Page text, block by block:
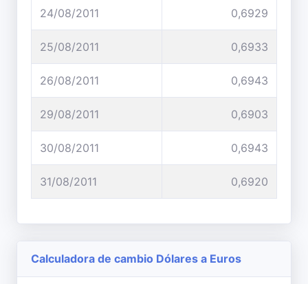
24/08/2011 0,6929
25/08/2011 0,6933
26/08/2011 0,6943
29/08/2011 0,6903
30/08/2011 0,6943
31/08/2011 0,6920
Calculadora de cambio Dólares a Euros